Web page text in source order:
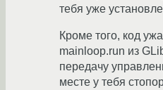
тебя уже
Кроме того, код
mainloop.run из
передачу
месте у тебя